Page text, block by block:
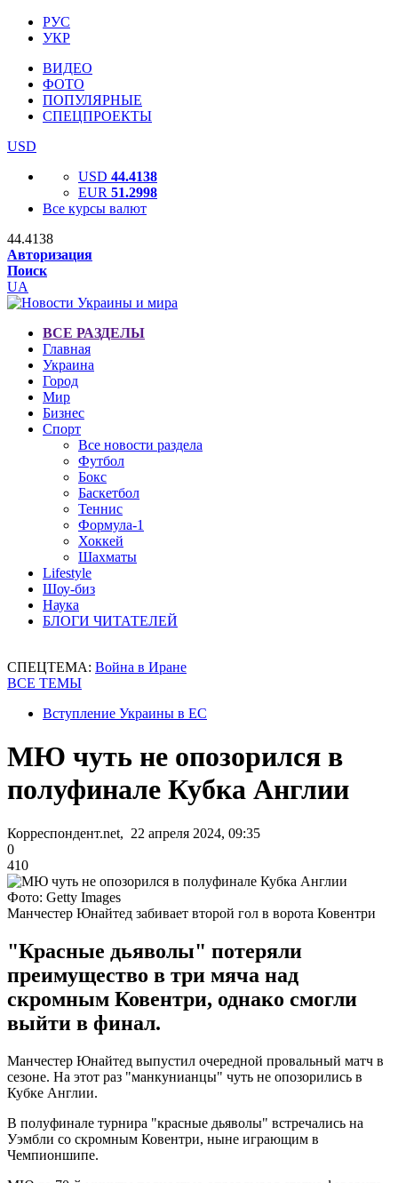
РУС
УКР
ВИДЕО
ФОТО
ПОПУЛЯРНЫЕ
СПЕЦПРОЕКТЫ
USD
USD 44.4138
EUR 51.2998
Все курсы валют
44.4138
Авторизация
Поиск
UA
ВСЕ РАЗДЕЛЫ
Главная
Украина
Город
Мир
Бизнес
Спорт
Все новости раздела
Футбол
Бокс
Баскетбол
Теннис
Формула-1
Хоккей
Шахматы
Lifestyle
Шоу-биз
Наука
БЛОГИ ЧИТАТЕЛЕЙ
СПЕЦТЕМА: Война в Иране
ВСЕ ТЕМЫ
Вступление Украины в ЕС
МЮ чуть не опозорился в
полуфинале Кубка Англии
Корреспондент.net, 22 апреля 2024, 09:35
0
410
Фото: Getty Images
Манчестер Юнайтед забивает второй гол в ворота Ковентри
"Красные дьяволы" потеряли
преимущество в три мяча над
скромным Ковентри, однако смогли
выйти в финал.
Манчестер Юнайтед выпустил очередной провальный матч в
сезоне. На этот раз "манкунианцы" чуть не опозорились в
Кубке Англии.
В полуфинале турнира "красные дьяволы" встречались на
Уэмбли со скромным Ковентри, ныне играющим в
Чемпионшипе.